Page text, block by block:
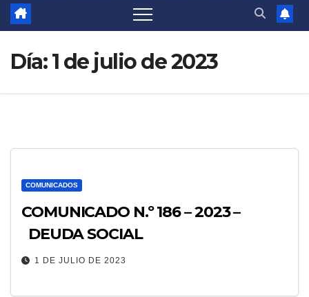
Día:1 de julio de 2023
COMUNICADOS
COMUNICADO N.º 186 – 2023 –
DEUDA SOCIAL
1 DE JULIO DE 2023